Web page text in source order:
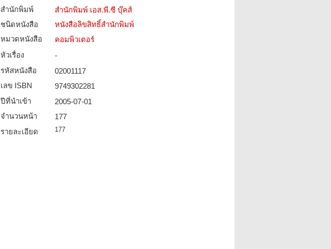
สำนักพิมพ์
สำนักพิมพ์ เอส.พี.ซี บุ๊คส์
ชนิดหนังสือ­
หนังสือลิขสิทธิ์สำนักพิมพ์
หมวดหนังสือ­
คอมพิวเตอร์
หัวเรื่อง
-
รหัสหนังสือ­
02001117
เลข ISBN
9749302281
ปีที่นำเข้า
2005-07-01
จำนวนหน้า
177
รายละเอียด
177